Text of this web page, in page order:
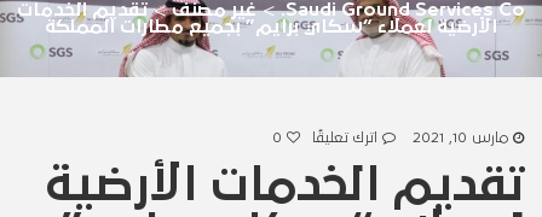
Saudi Ground Services Co.
>غير مصنف>تقديم الخدمات
الأرضية لعملاء “سكاي برايم” بجميع مطارات المملكة
مارس 10, 2021 اترك تعليقًا 0
تقديم الخدمات الأرضية